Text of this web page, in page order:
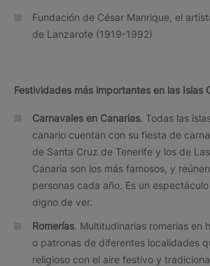
Fundación de César Manrique, el
de Lanzarote (1919-1992)
Festividades más importantes en las Islas
Carnavales en Canarias. Todas las
canario cuentan con su fiesta de
de Santa Cruz de Tenerife y los de
Canaria son los más famosos, y
personas cada año. Es un
digno de ver.
Romerías. Multitudinarias romerías en
o patronas de diferentes localidades
religioso con el aire festivo y